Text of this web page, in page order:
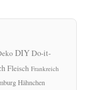
DIYDo-it-
Fleisch Frankreich
Hähnchen